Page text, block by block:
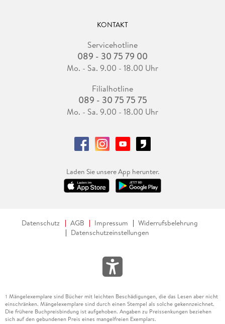
KONTAKT
Servicehotline
089 - 30 75 79 00
Mo. - Sa. 9.00 - 18.00 Uhr
Filialhotline
089 - 30 75 75 75
Mo. - Sa. 9.00 - 18.00 Uhr
Laden Sie unsere App herunter.
Datenschutz AGB Impressum
Widerrufsbelehrung
Datenschutzeinstellungen
1 Mängelexemplare sind Bücher mit leichten Beschädigungen, die das Lesen aber nicht
einschränken. Mängelexemplare sind durch einen Stempel als solche gekennzeichnet.
Die frühere Buchpreisbindung ist aufgehoben. Angaben zu Preissenkungen beziehen
sich auf den gebundenen Preis eines mangelfreien Exemplars.